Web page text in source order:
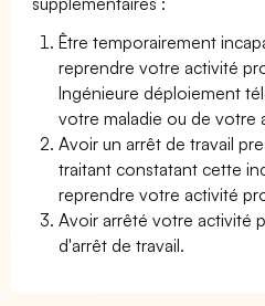
Être temporairement
reprendre votre activité
Ingénieure déploiement
votre maladie ou de votre
Avoir un arrêt de travail
traitant constatant cette
reprendre votre activité
Avoir arrêté votre activité
d'arrêt de travail.